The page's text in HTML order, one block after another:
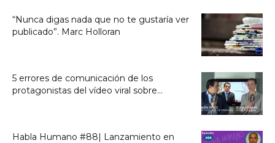
“Nunca digas nada que no te gustaría ver
publicado”. Marc Holloran
5 errores de comunicación de los
protagonistas del vídeo viral sobre...
Habla Humano #88| Lanzamiento en